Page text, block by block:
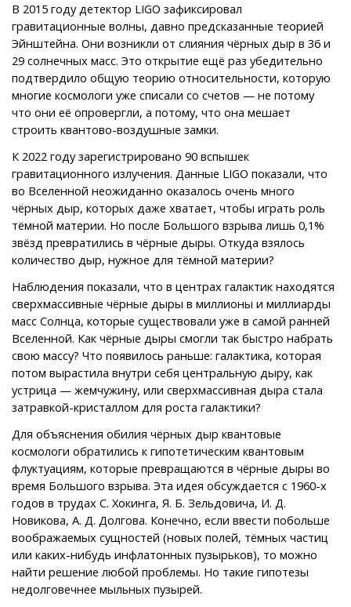
В 2015 году детектор LIGO зафиксировал
гравитационные волны, давно предсказанные теорией
Эйнштейна. Они возникли от слияния чёрных дыр в 36 и
29 солнечных масс. Это открытие ещё раз убедительно
подтвердило общую теорию относительности, которую
многие космологи уже списали со счетов — не потому
что они её опровергли, а потому, что она мешает
строить квантово-воздушные замки.
К 2022 году зарегистрировано 90 вспышек
гравитационного излучения. Данные LIGO показали, что
во Вселенной неожиданно оказалось очень много
чёрных дыр, которых даже хватает, чтобы играть роль
тёмной материи. Но после Большого взрыва лишь 0,1%
звёзд превратились в чёрные дыры. Откуда взялось
количество дыр, нужное для тёмной материи?
Наблюдения показали, что в центрах галактик находятся
сверхмассивные чёрные дыры в миллионы и миллиарды
масс Солнца, которые существовали уже в самой ранней
Вселенной. Как чёрные дыры смогли так быстро набрать
свою массу? Что появилось раньше: галактика, которая
потом вырастила внутри себя центральную дыру, как
устрица — жемчужину, или сверхмассивная дыра стала
затравкой-кристаллом для роста галактики?
Для объяснения обилия чёрных дыр квантовые
космологи обратились к гипотетическим квантовым
флуктуациям, которые превращаются в чёрные дыры во
время Большого взрыва. Эта идея обсуждается с 1960-х
годов в трудах С. Хокинга, Я. Б. Зельдовича, И. Д.
Новикова, А. Д. Долгова. Конечно, если ввести побольше
воображаемых сущностей (новых полей, тёмных частиц
или каких-нибудь инфлатонных пузырьков), то можно
найти решение любой проблемы. Но такие гипотезы
недолговечнее мыльных пузырей.